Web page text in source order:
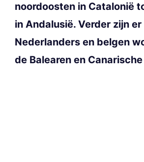
noordoosten in Catalonië
in Andalusië. Verder zijn
Nederlanders en belgen
de Balearen en